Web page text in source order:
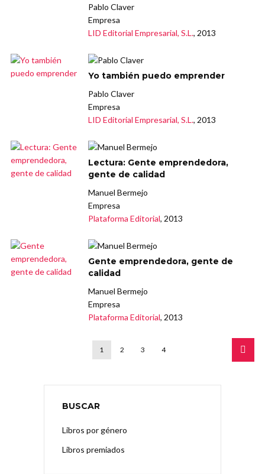
Pablo Claver
Empresa
LID Editorial Empresarial, S.L., 2013
Yo también puedo emprender
Pablo Claver
Empresa
LID Editorial Empresarial, S.L., 2013
Lectura: Gente emprendedora,
gente de calidad
Manuel Bermejo
Empresa
Plataforma Editorial, 2013
Gente emprendedora, gente de
calidad
Manuel Bermejo
Empresa
Plataforma Editorial, 2013
1 2 3 4
BUSCAR
Libros por género
Libros premiados